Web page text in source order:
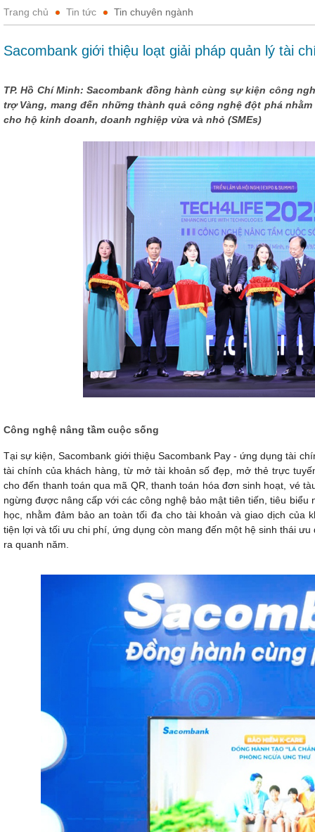
Trang chủ Tin tức Tin chuyên ngành
Sacombank giới thiệu loạt giải pháp quản lý tài
TP. Hồ Chí Minh: Sacombank đồng hành cùng sự kiện công
trợ Vàng, mang đến những thành quả công nghệ đột phá
cho hộ kinh doanh, doanh nghiệp vừa và nhỏ (SMEs)
Công nghệ nâng tầm cuộc sống
Tại sự kiện, Sacombank giới thiệu Sacombank Pay - ứng dụng tài
tài chính của khách hàng, từ mở tài khoản số đẹp, mở thẻ trực
cho đến thanh toán qua mã QR, thanh toán hóa đơn sinh hoạt, vé
ngừng được nâng cấp với các công nghệ bảo mật tiên tiến, tiêu
học, nhằm đảm bảo an toàn tối đa cho tài khoản và giao dịch của
tiện lợi và tối ưu chi phí, ứng dụng còn mang đến một hệ sinh thái
ra quanh năm.